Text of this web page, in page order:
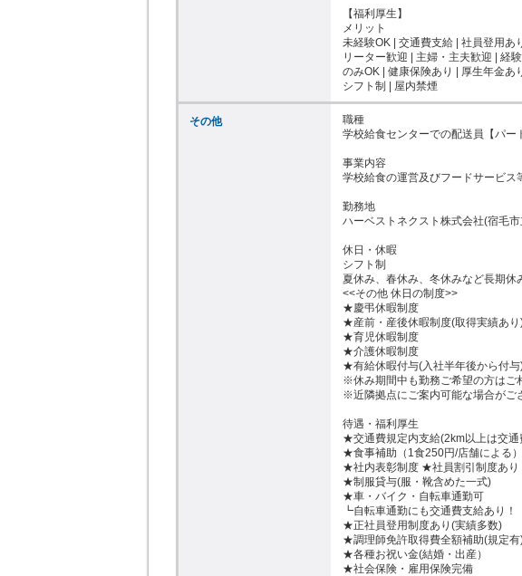
【福利厚生】
メリット
未経験OK | 交通費支給 | 社員登用あ
リーター歓迎 | 主婦・主夫歓迎 | 経
のみOK | 健康保険あり | 厚生年金あ
シフト制 | 屋内禁煙
その他
職種
学校給食センターでの配送員【パー
事業内容
学校給食の運営及びフードサービス
勤務地
ハーベストネクスト株式会社(宿毛
休日・休暇
シフト制
夏休み、春休み、冬休みなど長期休
<<その他 休日の制度>>
★慶弔休暇制度
★産前・産後休暇制度(取得実績あり
★育児休暇制度
★介護休暇制度
★有給休暇付与(入社半年後から付与
※休み期間中も勤務ご希望の方はご
※近隣拠点にご案内可能な場合がご
待遇・福利厚生
★交通費規定内支給(2km以上は交通
★食事補助（1食250円/店舗による）
★社内表彰制度 ★社員割引制度あり
★制服貸与(服・靴含めた一式)
★車・バイク・自転車通勤可
┗自転車通勤にも交通費支給あり！
★正社員登用制度あり(実績多数)
★調理師免許取得費全額補助(規定有
★各種お祝い金(結婚・出産）
★社会保険・雇用保険完備